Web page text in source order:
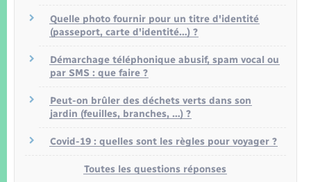
Quelle photo fournir pour un titre d'identité
(passeport, carte d'identité…) ?
Démarchage téléphonique abusif, spam vocal ou
par SMS : que faire ?
Peut-on brûler des déchets verts dans son
jardin (feuilles, branches, …) ?
Covid-19 : quelles sont les règles pour voyager ?
Toutes les questions réponses